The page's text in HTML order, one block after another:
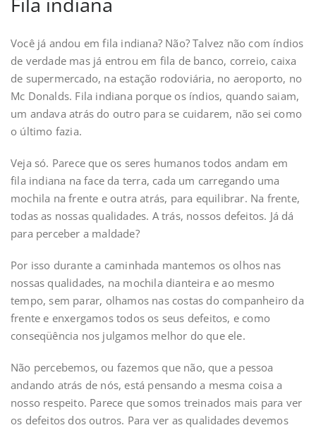
Você já andou em fila indiana? Não? Talvez não com índios
de verdade mas já entrou em fila de banco, correio, caixa
de supermercado, na estação rodoviária, no aeroporto, no
Mc Donalds. Fila indiana porque os índios, quando saiam,
um andava atrás do outro para se cuidarem, não sei como
o último fazia.
Veja só. Parece que os seres humanos todos andam em
fila indiana na face da terra, cada um carregando uma
mochila na frente e outra atrás, para equilibrar. Na frente,
todas as nossas qualidades. A trás, nossos defeitos. Já dá
para perceber a maldade?
Por isso durante a caminhada mantemos os olhos nas
nossas qualidades, na mochila dianteira e ao mesmo
tempo, sem parar, olhamos nas costas do companheiro da
frente e enxergamos todos os seus defeitos, e como
conseqüência nos julgamos melhor do que ele.
Não percebemos, ou fazemos que não, que a pessoa
andando atrás de nós, está pensando a mesma coisa a
nosso respeito. Parece que somos treinados mais para ver
os defeitos dos outros. Para ver as qualidades devemos